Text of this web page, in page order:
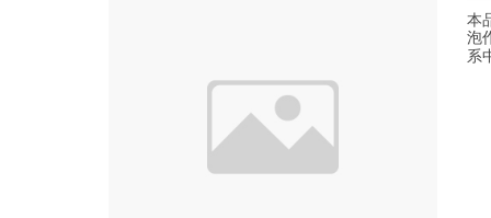
本
泡
系